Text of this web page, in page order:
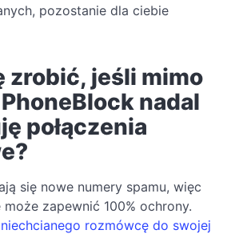
pozostanie dla ciebie
zrobić, jeśli mimo
nadal
połączenia
się nowe numery spamu, więc
może zapewnić 100% ochrony.
rozmówcę do swojej